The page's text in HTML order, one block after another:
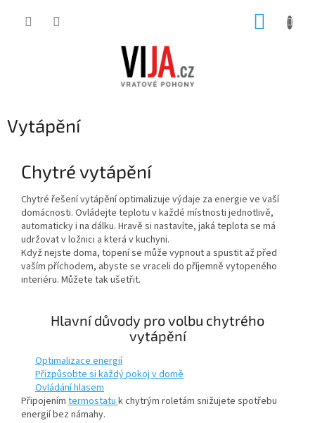
Vytápění
Chytré vytápění
Chytré řešení vytápění optimalizuje výdaje za energie ve vaší
domácnosti. Ovládejte teplotu v každé místnosti jednotlivě,
automaticky i na dálku. Hravě si nastavíte, jaká teplota se má
udržovat v ložnici a která v kuchyni.
Když nejste doma, topení se může vypnout a spustit až před
vaším příchodem, abyste se vraceli do příjemně vytopeného
interiéru. Můžete tak ušetřit.
Hlavní důvody pro volbu chytrého
vytápění
Optimalizace energií
Přizpůsobte si každý pokoj v domě
Ovládání hlasem
Připojením termostatuk chytrým roletám snižujete spotřebu
energií bez námahy.